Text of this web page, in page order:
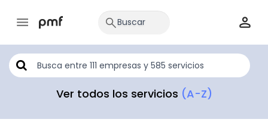
Ver todos los servicios (A-Z)